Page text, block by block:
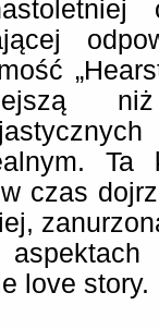
Ta
czas
love story.